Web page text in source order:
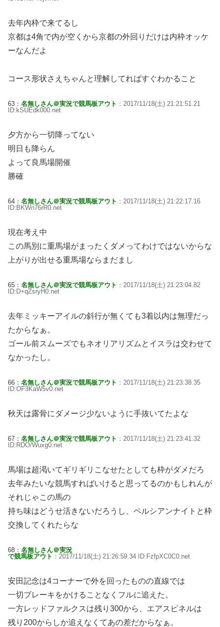
去年内枠で来てるし
京都は4角で内が空くから京都の外回りだけは内枠オッケ
ーなんだよ
コース形状さえちゃんと理解してればすぐわかること
63： 名無しさん＠実況で競馬板アウト ：2017/11/18(土) 21:21:51.21
ID:kSUEdk000.net
夕方から一切降ってない
明日も降らん
よって良馬場開催
勝確
64： 名無しさん＠実況で競馬板アウト ：2017/11/18(土) 21:22:17.16
ID:BKWn76rR0.net
現在考え中
この馬別に重馬場がまったくダメってわけではないからな
上がりが出せる重馬場ならまだまし
65： 名無しさん＠実況で競馬板アウト ：2017/11/18(土) 21:23:04.82
ID:D+qZsryH0.net
去年ミッキーアイルの斜行が無くても3着以内は無理だっ
たからなぁ。
ゴール前スムーズでもネオリアリズムとイスラは交わせて
なかったし。
66： 名無しさん＠実況で競馬板アウト ：2017/11/18(土) 21:23:38.35
ID:OF3KaW5v0.net
秋天は露骨にダメージ少ないように手抜いてたよな
67： 名無しさん＠実況で競馬板アウト ：2017/11/18(土) 21:23:41.32
ID:RDO/Wuxg0.net
馬場は超渇いてギリギリこなせたとしても枠がダメだろ
去年みたいな競馬すればいけると思ってるのかもしれんが
それじゃこの馬の
持ち味はどうせ活きないだろうし、ペルシアンナイトと枠
交換してくれたらな
68： 名無しさん＠実況
で競馬板アウト ：2017/11/18(土) 21:26:59.34 ID:FzfpXC0C0.net
安田記念は4コーナーで外を回ったものの直線では
一切ブレーキをかけることなくフルに追えた。
一方レッドファルクスは残り300から、エアスピネルは
残り200からしか追えなくてあの差だからなぁ。